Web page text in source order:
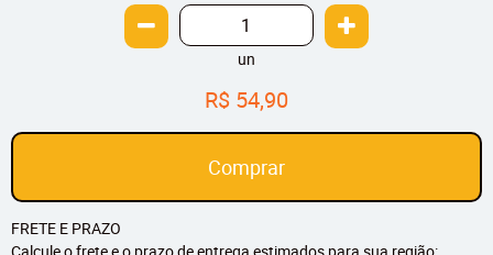
un
R$ 54,90
Comprar
FRETE E PRAZO